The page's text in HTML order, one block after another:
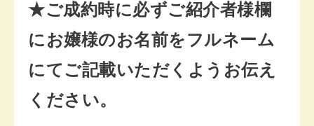
★ご成約時に必ずご紹介者様欄
にお嬢様のお名前をフルネーム
にてご記載いただくようお伝え
ください。